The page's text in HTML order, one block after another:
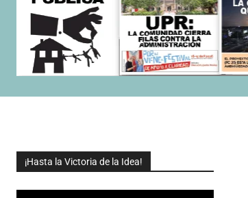
¡Hasta la Victoria de la Idea!